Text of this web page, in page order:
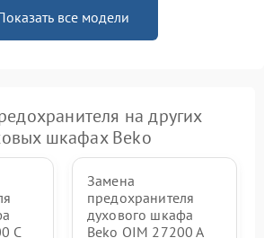
все модели
на других
шкафах Beko
C
Замена
предохранителя
духового шкафа
Beko OIM 27200 A